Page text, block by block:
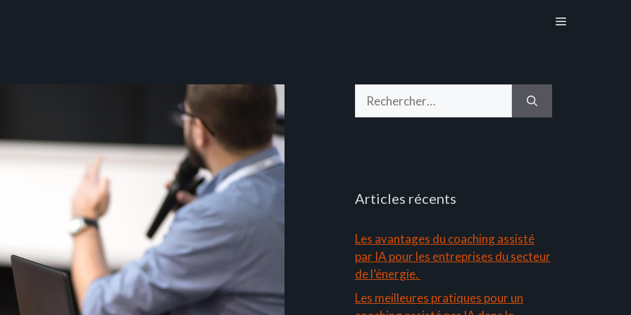
Menu
Articles récents
Les avantages du coaching assisté
par IA pour les entreprises du secteur
de l’énergie.
Les meilleures pratiques pour un